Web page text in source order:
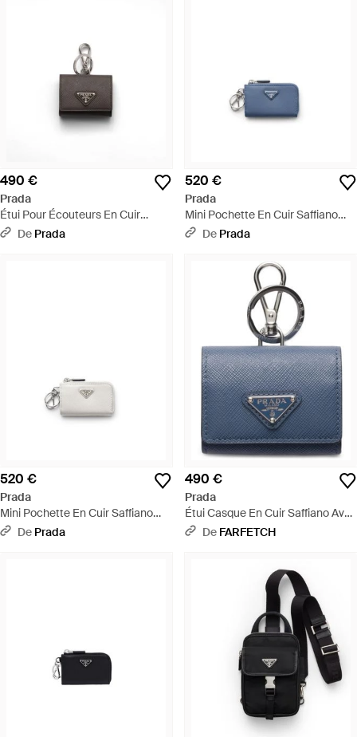
490 €
Prada
Étui Pour Écouteurs En Cuir
Saffiano Avec Porte-Clés,
De Prada
520 €
Prada
Mini Pochette En Cuir Saffiano
Avec Porte-Clés, Homme - Bleu
De Prada
520 €
Prada
Mini Pochette En Cuir Saffiano
Avec Porte-Clés, Homme - Blanc
De Prada
490 €
Prada
Étui Casque En Cuir Saffiano Avec
Porte-Clés - Bleu
De FARFETCH